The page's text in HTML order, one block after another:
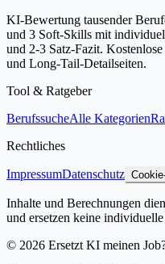
KI-Bewertung tausender
und 3 Soft-Skills mit
und 2-3 Satz-Fazit.
und Long-Tail-Detailseiten.
Tool & Ratgeber
BerufssucheAlle Kategorien
Rechtliches
ImpressumDatenschutz
Inhalte und Berechnungen
und ersetzen keine
© 2026 Ersetzt KI meinen